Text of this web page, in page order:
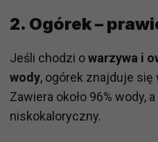
2. Ogórek –
Jeśli chodzi owarzywa i
wody, ogórek znajduje się
Zawiera około 96% wody,
niskokaloryczny.